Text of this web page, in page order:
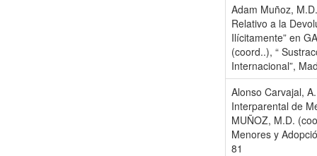
Adam Muñoz,
Relativo a la
Ilícitamente” en
(coord..), “
Internacional”,
Alonso Carvajal,
Interparental de
MUÑOZ, M.D.
Menores y
81